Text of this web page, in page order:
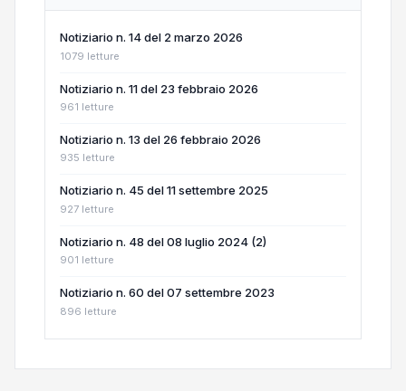
Notiziario n. 14 del 2 marzo 2026
1079 letture
Notiziario n. 11 del 23 febbraio 2026
961 letture
Notiziario n. 13 del 26 febbraio 2026
935 letture
Notiziario n. 45 del 11 settembre 2025
927 letture
Notiziario n. 48 del 08 luglio 2024 (2)
901 letture
Notiziario n. 60 del 07 settembre 2023
896 letture